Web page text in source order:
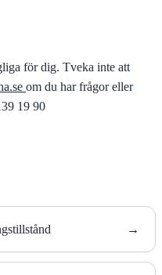
för dig. Tveka inte att
om du har frågor eller
19 90
→